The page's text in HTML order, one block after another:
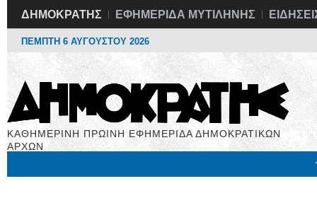
ΔΗΜΟΚΡΑΤΗΣ ΕΦΗΜΕΡΙΔΑ ΜΥΤΙΛΗΝΗΣ
ΠΕΜΠΤΗ 6 ΑΥΓΟΥΣΤΟΥ 2026
ΚΑΘΗΜΕΡΙΝΗ ΠΡΩΙΝΗ ΕΦΗΜΕΡΙΔΑ ΔΗΜΟΚΡΑΤΙΚΩΝ
ΑΡΧΩΝ